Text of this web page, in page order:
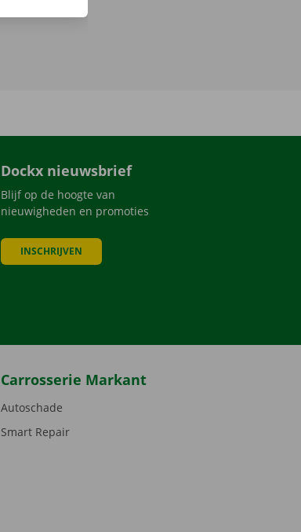
Dockx nieuwsbrief
Blijf op de hoogte van
nieuwigheden en promoties
INSCHRIJVEN
Carrosserie Markant
Autoschade
Smart Repair